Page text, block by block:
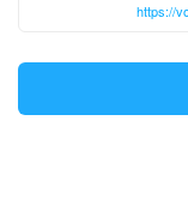
https://